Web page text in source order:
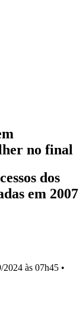
no final
dos
em 2007
2024 às 07h45 •